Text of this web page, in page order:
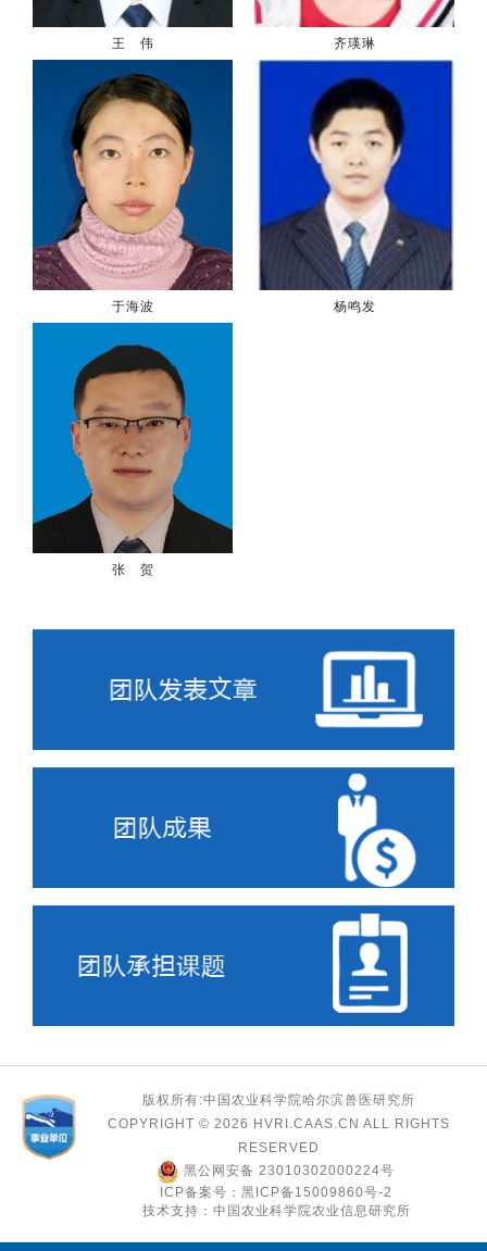
王 伟 齐瑛琳
于海波 杨鸣发
张 贺
版权所有:中国农业科学院哈尔滨兽医研究所
COPYRIGHT © 2026 HVRI.CAAS.CN ALL RIGHTS
RESERVED
黑公网安备 23010302000224号
ICP备案号：黑ICP备15009860号-2
技术支持：中国农业科学院农业信息研究所